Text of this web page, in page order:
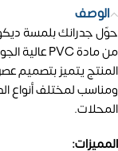
الوصف
حوّل جدرانك بلمسة
من مادة PVC عالية الجودة، بسمك 16 ملم.
ومناسب لمختلف أنواع
المحلات.
المميزات: